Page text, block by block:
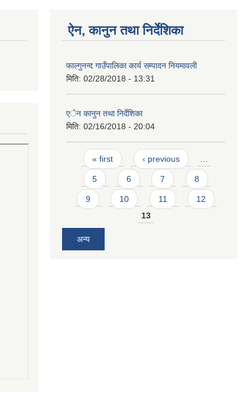
ऐन, कानुन तथा निर्देशिका
फाल्गुनन्द गाउँपालिका कार्य सम्पादन नियमावली
मिति: 02/28/2018 - 13:31
एेन कानुन तथा निर्देशिका
मिति: 02/16/2018 - 20:04
Pages
« first ‹ previous
5 6 7 8
9 10 11
12
13
अन्य